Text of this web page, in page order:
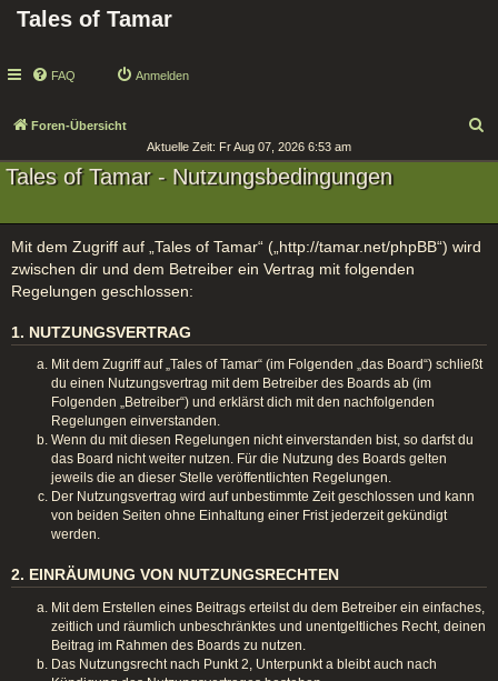
Tales of Tamar
FAQ Anmelden
Foren-Übersicht
Aktuelle Zeit: Fr Aug 07, 2026 6:53 am
Tales of Tamar - Nutzungsbedingungen
Mit dem Zugriff auf „Tales of Tamar“ („http://tamar.net/phpBB“) wird
zwischen dir und dem Betreiber ein Vertrag mit folgenden
Regelungen geschlossen:
1. NUTZUNGSVERTRAG
Mit dem Zugriff auf „Tales of Tamar“ (im Folgenden „das Board“) schließt
du einen Nutzungsvertrag mit dem Betreiber des Boards ab (im
Folgenden „Betreiber“) und erklärst dich mit den nachfolgenden
Regelungen einverstanden.
Wenn du mit diesen Regelungen nicht einverstanden bist, so darfst du
das Board nicht weiter nutzen. Für die Nutzung des Boards gelten
jeweils die an dieser Stelle veröffentlichten Regelungen.
Der Nutzungsvertrag wird auf unbestimmte Zeit geschlossen und kann
von beiden Seiten ohne Einhaltung einer Frist jederzeit gekündigt
werden.
2. EINRÄUMUNG VON NUTZUNGSRECHTEN
Mit dem Erstellen eines Beitrags erteilst du dem Betreiber ein einfaches,
zeitlich und räumlich unbeschränktes und unentgeltliches Recht, deinen
Beitrag im Rahmen des Boards zu nutzen.
Das Nutzungsrecht nach Punkt 2, Unterpunkt a bleibt auch nach